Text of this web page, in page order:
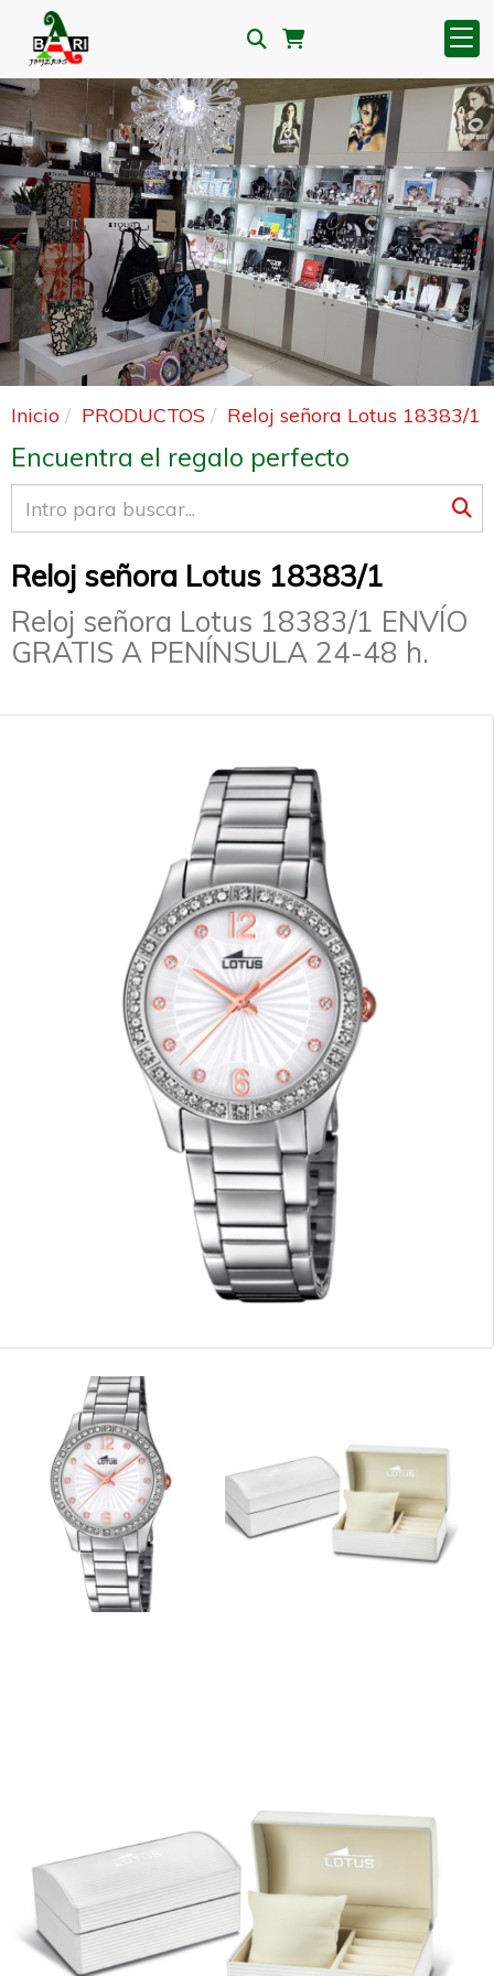
Anterior
Inicio PRODUCTOS Reloj señora Lotus 18383/1
Encuentra el regalo perfecto
Reloj señora Lotus 18383/1
Reloj señora Lotus 18383/1 ENVÍO
GRATIS A PENÍNSULA 24-48 h.